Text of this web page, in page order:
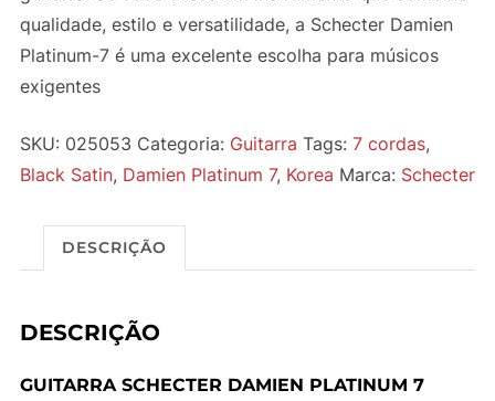
qualidade, estilo e versatilidade, a Schecter Damien
Platinum-7 é uma excelente escolha para músicos
exigentes
SKU: 025053 Categoria: Guitarra Tags: 7 cordas,
Black Satin, Damien Platinum 7, Korea Marca: Schecter
DESCRIÇÃO
DESCRIÇÃO
GUITARRA SCHECTER DAMIEN PLATINUM 7